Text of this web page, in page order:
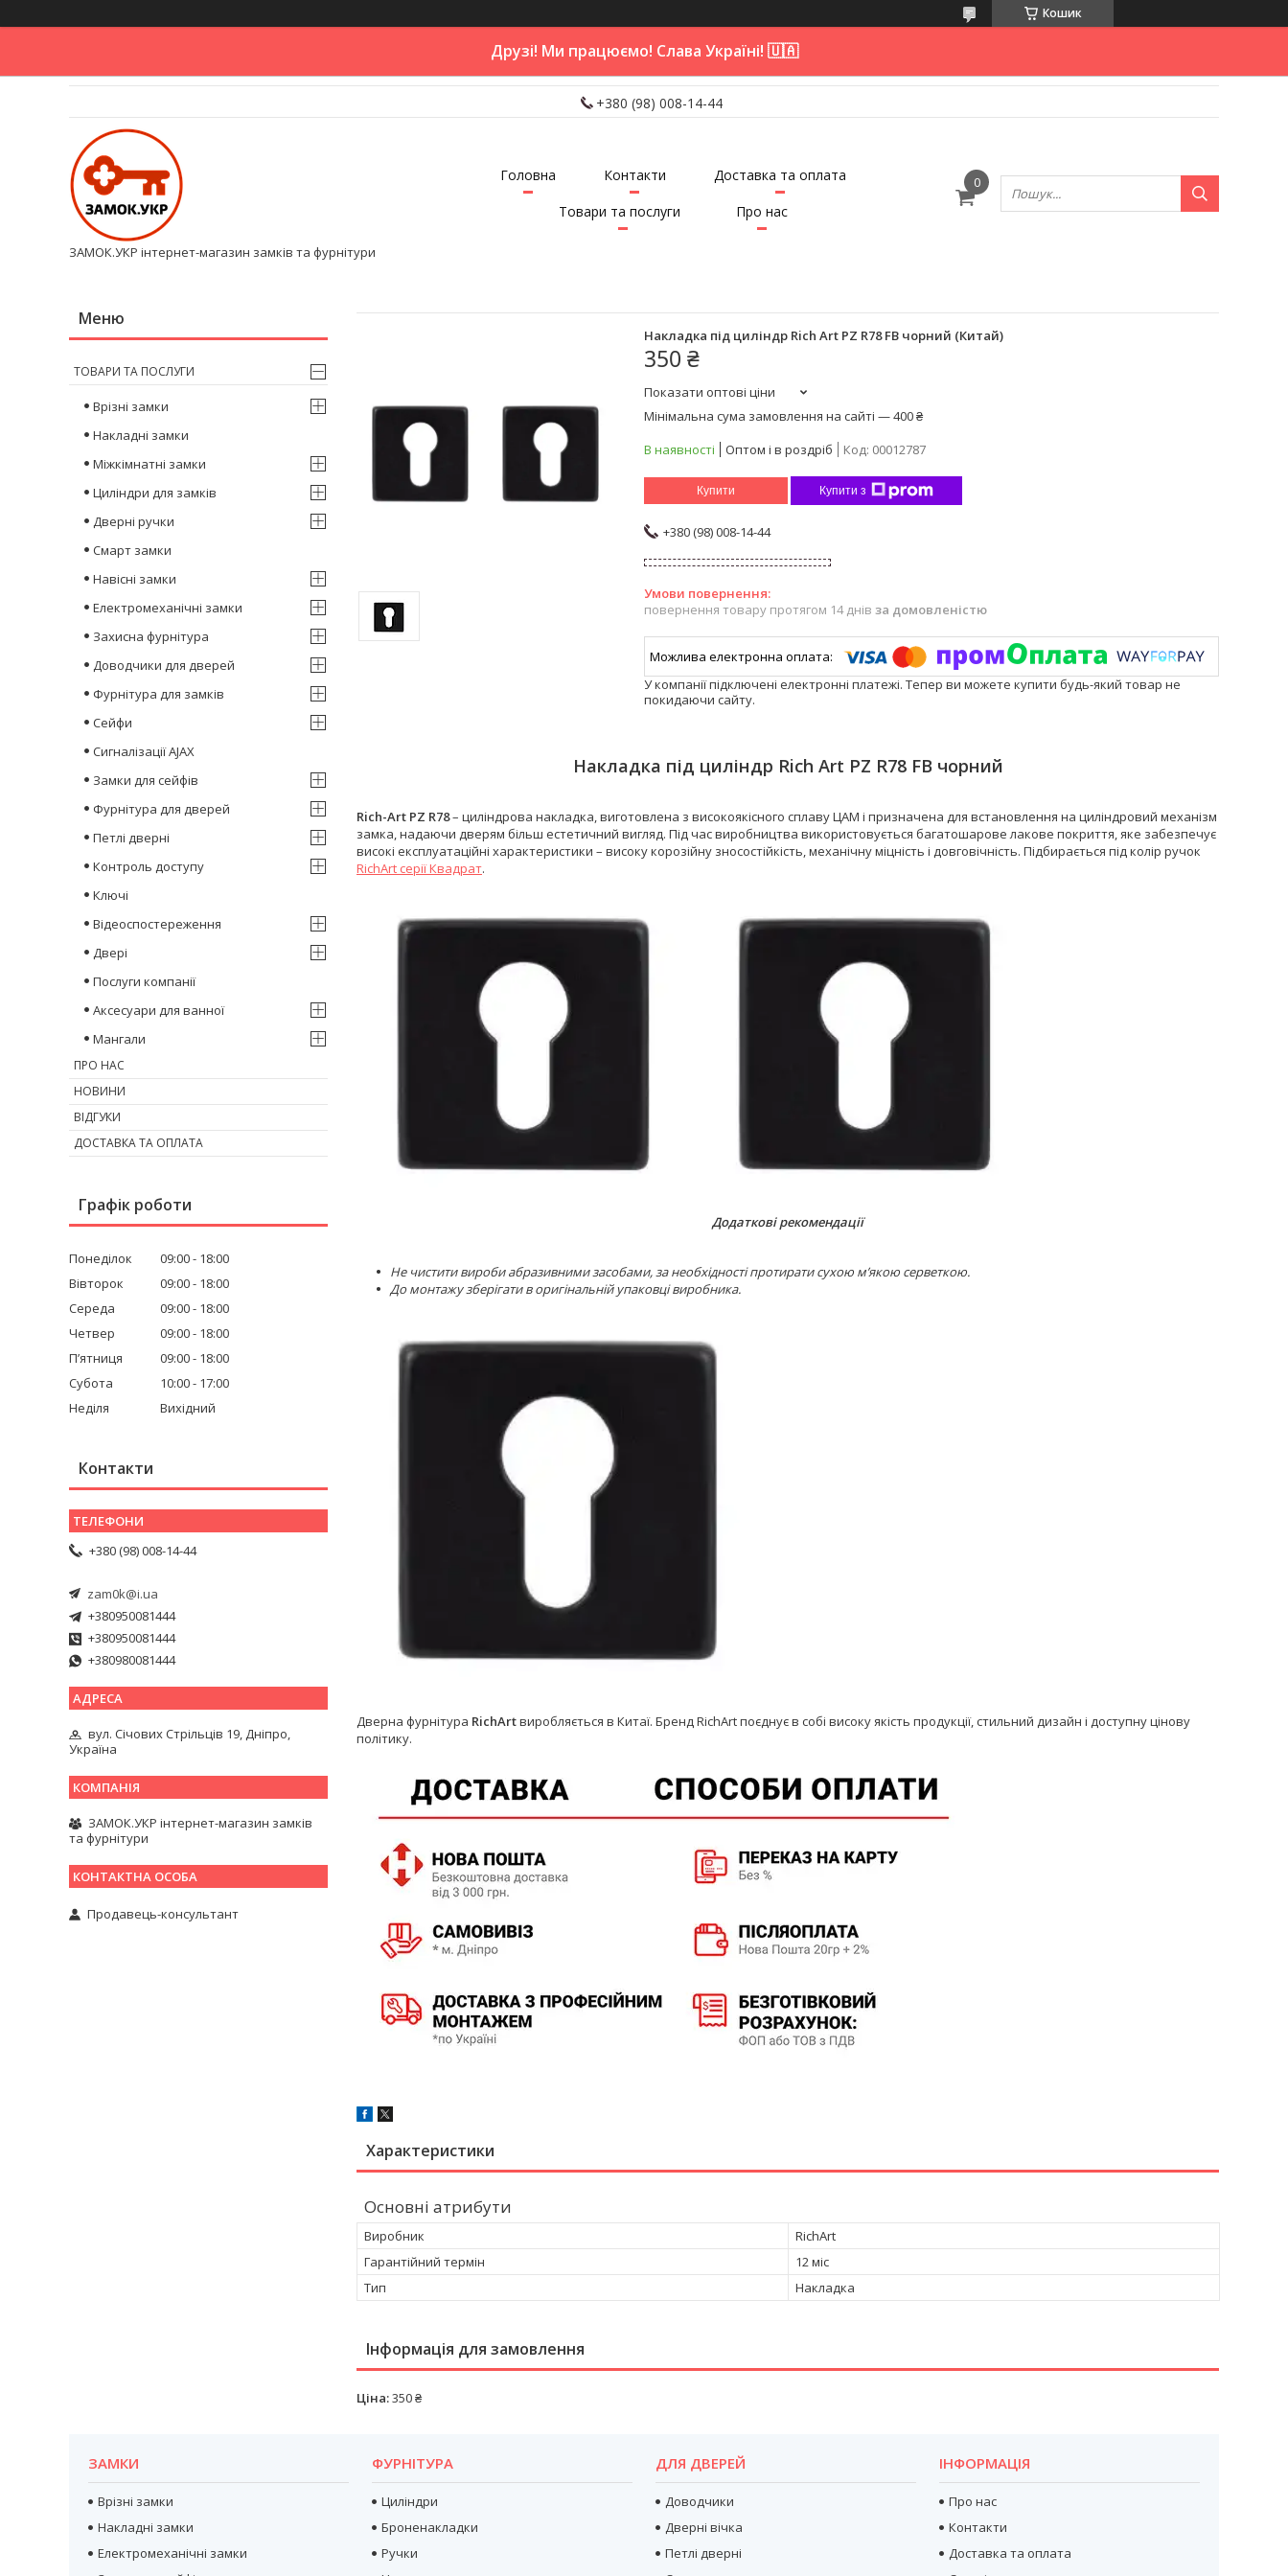
Кошик
Друзі! Ми працюємо! Слава Україні! 🇺🇦
+380 (98) 008-14-44
ЗАМОК.УКР інтернет-магазин замків та фурнітури
Головна Контакти
Доставка та оплата
Товари та послуги
Про нас
Накладка під циліндр Rich Art PZ R78 FB чорний (Китай)
350 ₴
Показати оптові ціни
Мінімальна сума замовлення на сайті — 400 ₴
В наявності
Оптом і в роздріб Код: 00012787
Купити Купити з
+380 (98) 008-14-44
повернення товару протягом 14 днів за домовленістю
У компанії підключені електронні платежі. Тепер ви можете купити будь-який товар не
покидаючи сайту.
Накладка під циліндр Rich Art PZ R78 FB чорний
Rich-Art PZ R78– циліндрова накладка, виготовлена з високоякісного сплаву ЦАМ і призначена для встановлення на циліндровий механізм
замка, надаючи дверям більш естетичний вигляд. Під час виробництва використовується багатошарове лакове покриття, яке забезпечує
високі експлуатаційні характеристики – високу корозійну зносостійкість, механічну міцність і довговічність. Підбирається під колір ручок
RichArt серії Квадрат.
Додаткові рекомендації
Не чистити вироби абразивними засобами, за необхідності протирати сухою м’якою серветкою.
До монтажу зберігати в оригінальній упаковці виробника.
Дверна фурнітура RichArtвиробляється в Китаї. Бренд RichArt поєднує в собі високу якість продукції, стильний дизайн і доступну цінову
політику.
Характеристики
Основні атрибути
Виробник
RichArt
Гарантійний термін
12 міс
Тип
Накладка
Інформація для замовлення
Ціна:350 ₴
ТОВАРИ ТА ПОСЛУГИ
Врізні замки
Накладні замки
Міжкімнатні замки
Циліндри для замків
Дверні ручки
Смарт замки
Навісні замки
Електромеханічні замки
Захисна фурнітура
Доводчики для дверей
Фурнітура для замків
Сейфи
Сигналізації AJAX
Замки для сейфів
Фурнітура для дверей
Петлі дверні
Контроль доступу
Ключі
Відеоспостереження
Двері
Послуги компанії
Аксесуари для ванної
Мангали
ПРО НАС
НОВИНИ
ВІДГУКИ
ДОСТАВКА ТА ОПЛАТА
Графік роботи
Понеділок 09:00
18:00
Вівторок
09:00
18:00
Середа
09:00
18:00
Четвер
09:00
18:00
Пʼятниця
09:00
18:00
Субота
10:00
17:00
Неділя
Вихідний
Контакти
+380 (98) 008-14-44
zam0k@i.ua
+380950081444
+380950081444
+380980081444
вул. Січових Стрільців 19, Дніпро,
Україна
ЗАМОК.УКР інтернет-магазин замків
та фурнітури
Продавець-консультант
ЗАМКИ
Врізні замки
Накладні замки
Електромеханічні замки
ФУРНІТУРА
Циліндри
Броненакладки
Ручки
ДЛЯ ДВЕРЕЙ
Доводчики
Дверні вічка
Петлі дверні
ІНФОРМАЦІЯ
Про нас
Контакти
Доставка та оплата